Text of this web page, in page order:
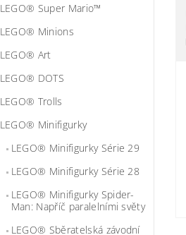
LEGO® Super Mario™
LEGO® Minions
LEGO® Art
LEGO® DOTS
LEGO® Trolls
LEGO® Minifigurky
LEGO® Minifigurky Série 29
LEGO® Minifigurky Série 28
LEGO® Minifigurky Spider-
Man: Napříč paralelními světy
LEGO® Sběratelská závodní